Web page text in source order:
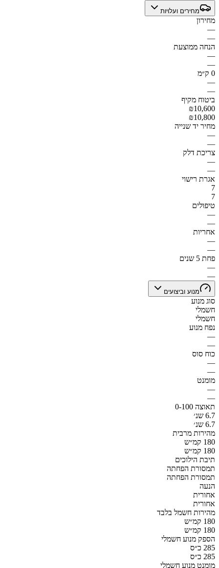
מחירים ועלויות
מחירון
—
—
הנחה ממוצעת
—
—
0 ק״מ
—
—
ביטוח מקיף
₪10,600
₪10,800
מחיר יד שנייה
—
—
צריכת דלק
—
—
אגרת רישוי
7
7
טיפולים
—
—
אחריות
—
—
פחת 5 שנים
—
—
מנוע וביצועים
סוג מנוע
חשמלי
חשמלי
נפח מנוע
—
—
כוח סוס
—
—
מומנט
—
—
תאוצה 0-100
6.7 שנ׳
6.7 שנ׳
מהירות מרבית
180 קמ״ש
180 קמ״ש
תיבת הילוכים
תמסורת הפחתה
תמסורת הפחתה
הנעה
אחורית
אחורית
מהירות חשמל בלבד
180 קמ״ש
180 קמ״ש
הספק מנוע חשמלי
285 כ״ס
285 כ״ס
מומנט מנוע חשמלי